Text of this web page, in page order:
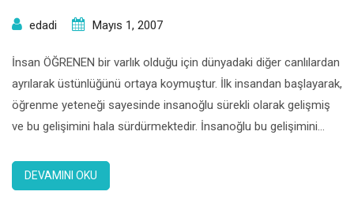
edadi Mayıs 1, 2007
İnsan ÖĞRENEN bir varlık olduğu için dünyadaki diğer canlılardan
ayrılarak üstünlüğünü ortaya koymuştur. İlk insandan başlayarak,
öğrenme yeteneği sayesinde insanoğlu sürekli olarak gelişmiş
ve bu gelişimini hala sürdürmektedir. İnsanoğlu bu gelişimini
.Bu sorunları aşmak için de büyük çaba göstermiştir ve
göstermeye devam etmektedir. Bu çabaların başında ise […]
DEVAMINI OKU